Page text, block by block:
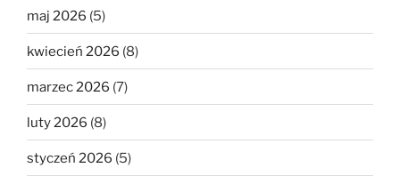
maj 2026 (5)
kwiecień 2026 (8)
marzec 2026 (7)
luty 2026 (8)
styczeń 2026 (5)